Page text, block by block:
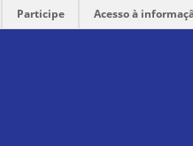
Participe Acesso à